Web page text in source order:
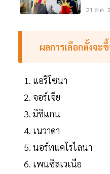
รนช์ฟ
21 ต.ค.
ผลการเลือกตั้งจะ
แอริโซนา
จอร์เจีย
มิชิแกน
เนวาดา
นอร์ทแคโรไลนา
เพนซิลเวเนีย